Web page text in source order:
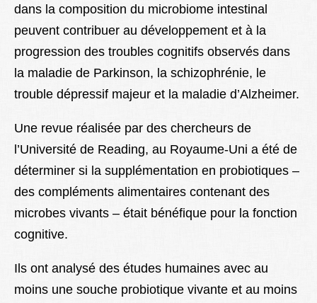
dans la composition du microbiome intestinal
peuvent contribuer au développement et à la
progression des troubles cognitifs observés dans
la maladie de Parkinson, la schizophrénie, le
trouble dépressif majeur et la maladie d’Alzheimer.
Une revue réalisée par des chercheurs de
l’Université de Reading, au Royaume-Uni a été de
déterminer si la supplémentation en probiotiques –
des compléments alimentaires contenant des
microbes vivants – était bénéfique pour la fonction
cognitive.
Ils ont analysé des études humaines avec au
moins une souche probiotique vivante et au moins